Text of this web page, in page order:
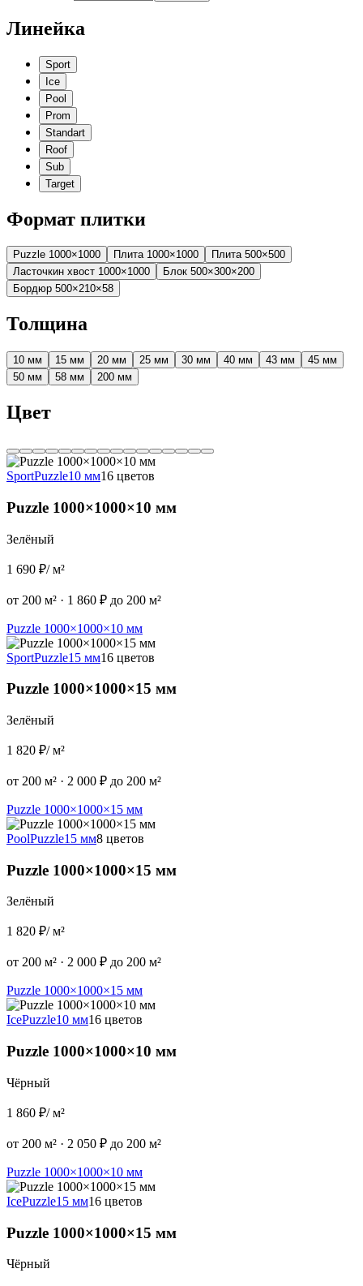
Линейка
Sport
Ice
Pool
Prom
Standart
Roof
Sub
Target
Формат плитки
Puzzle 1000×1000 Плита 1000×1000
Плита 500×500
Ласточкин хвост 1000×1000
Блок 500×300×200
Бордюр 500×210×58
Толщина
10 мм 15 мм 20 мм 25 мм 30 мм 40 мм 43 мм
45 мм
50 мм
58 мм 200 мм
Цвет
SportPuzzle10 мм16 цветов
Puzzle 1000×1000×10 мм
Зелёный
1 690 ₽/ м²
от 200 м² · 1 860 ₽ до 200 м²
Puzzle 1000×1000×10 мм
SportPuzzle15 мм16 цветов
Puzzle 1000×1000×15 мм
Зелёный
1 820 ₽/ м²
от 200 м² · 2 000 ₽ до 200 м²
Puzzle 1000×1000×15 мм
PoolPuzzle15 мм8 цветов
Puzzle 1000×1000×15 мм
Зелёный
1 820 ₽/ м²
от 200 м² · 2 000 ₽ до 200 м²
Puzzle 1000×1000×15 мм
IcePuzzle10 мм16 цветов
Puzzle 1000×1000×10 мм
Чёрный
1 860 ₽/ м²
от 200 м² · 2 050 ₽ до 200 м²
Puzzle 1000×1000×10 мм
IcePuzzle15 мм16 цветов
Puzzle 1000×1000×15 мм
Чёрный